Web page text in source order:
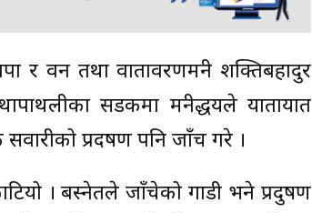
र वन तथा वातावरणमन्त्री शक्तिबहादुर
सडकमा मन्त्रीद्धयले यातायात
सवारीको प्रदषण पनि जाँच गरे ।
। बस्नेतले जाँचेको गाडी भने प्रदुषण